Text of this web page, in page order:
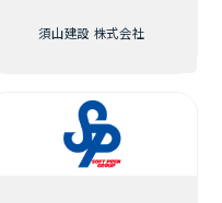
須山建設 株式会社